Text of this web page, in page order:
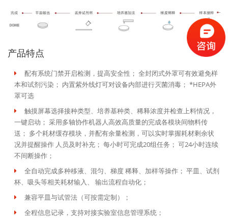
产品特点
配有系统门禁开启检测，提高安全性； 全封闭式外罩可有效避免样
本和试剂污染； 内置紫外线灯可对设备内部进行灭菌消毒； *HEPA外
罩可选
触摸屏幕选择接种类型、培养基种类、稀释浓度并检查上料情况，
一键启动； 采用多轴协作机器人高效高质量的完成各模块间物料传
送； 多个耗材缓存模块，并配有余量检测，可以实时掌握耗材剩余状
况并提醒操作 人员及时补充； 每小时可完成20组任务； 可24小时连续
不间断操作；
全自动完成多种移液、混匀、梯度 稀释、加样等操作； 平皿、试剂
杯、吸头等相关耗材输入、 输出流程自动化；
兼容平皿与试管法（可按需定制）；
全程信息记录，支持对接实验室信息管理系统；